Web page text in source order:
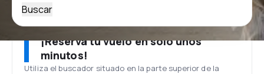
Buscar
¡Reserva tu vuelo en solo unos
minutos!
Utiliza el buscador situado en la parte superior de la